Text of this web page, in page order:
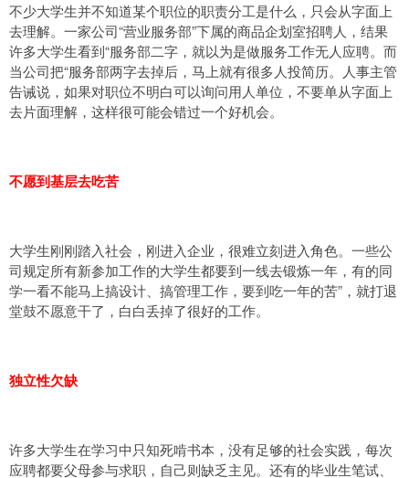
不少大学生并不知道某个职位的职责分工是什么，只会从字面上
去理解。一家公司“营业服务部”下属的商品企划室招聘人，结果
许多大学生看到“服务部二字，就以为是做服务工作无人应聘。而
当公司把“服务部两字去掉后，马上就有很多人投简历。人事主管
告诫说，如果对职位不明白可以询问用人单位，不要单从字面上
去片面理解，这样很可能会错过一个好机会。
不愿到基层去吃苦
大学生刚刚踏入社会，刚进入企业，很难立刻进入角色。一些公
司规定所有新参加工作的大学生都要到一线去锻炼一年，有的同
学一看不能马上搞设计、搞管理工作，要到吃一年的苦”，就打退
堂鼓不愿意干了，白白丢掉了很好的工作。
独立性欠缺
许多大学生在学习中只知死啃书本，没有足够的社会实践，每次
应聘都要父母参与求职，自己则缺乏主见。还有的毕业生笔试、